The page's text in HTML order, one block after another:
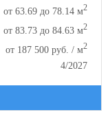
от 63.69 до 78.14 м2
от 83.73 до 84.63 м2
от 187 500 руб. / м2
4/2027